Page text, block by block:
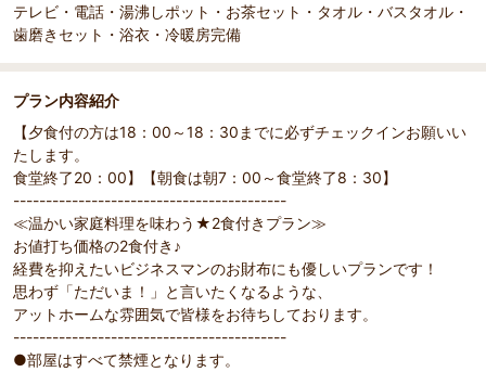
テレビ・電話・湯沸しポット・お茶セット・タオル・バスタオル・
歯磨きセット・浴衣・冷暖房完備
プラン内容紹介
【夕食付の方は18：00～18：30までに必ずチェックインお願いい
たします。
食堂終了20：00】【朝食は朝7：00～食堂終了8：30】
------------------------------------------
≪温かい家庭料理を味わう★2食付きプラン≫
お値打ち価格の2食付き♪
経費を抑えたいビジネスマンのお財布にも優しいプランです！
思わず「ただいま！」と言いたくなるような、
アットホームな雰囲気で皆様をお待ちしております。
------------------------------------------
●部屋はすべて禁煙となります。